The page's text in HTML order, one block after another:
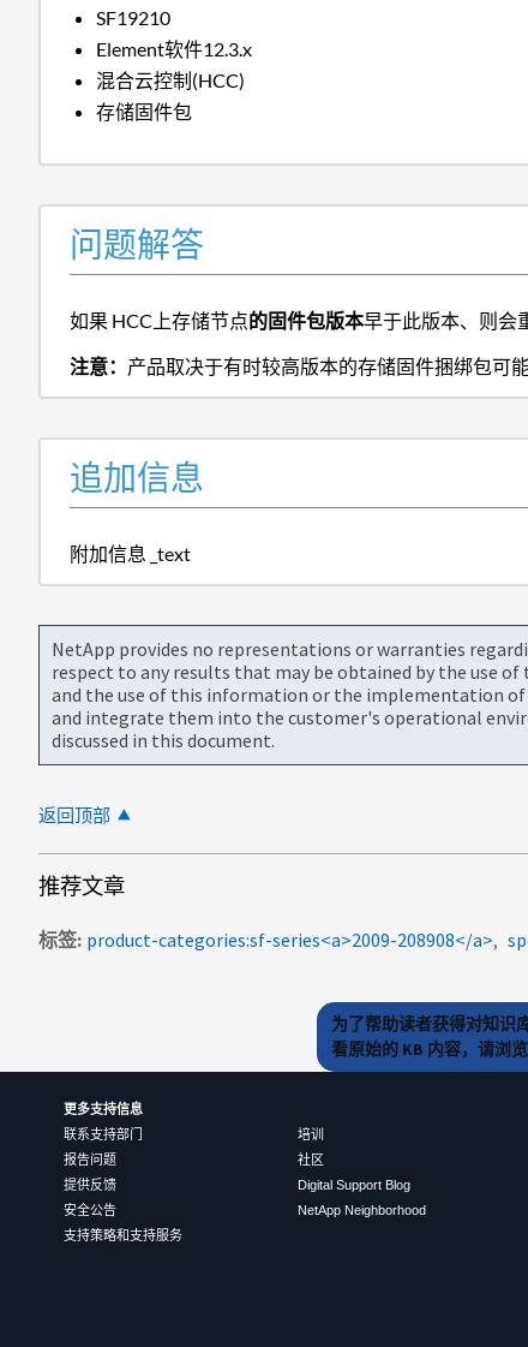
SF19210
Element软件12.3.x
混合云控制(HCC)
存储固件包
问题解答
如果 HCC上存储节点的固件包版本早于此版本、则会
注意： 产品取决于有时较高版本的存储固件捆绑包可
追加信息
附加信息 _text
NetApp provides no representations or warranties
respect to any results that may be obtained by the use
and the use of this information or the implementation of
and integrate them into the customer's operational
discussed in this document.
返回顶部
推荐文章
标签 product-categories:sf-series<a>2009-208908</a>
为了帮助读者获得对知识
看原始的 KB 内容，请浏
更多支持信息
联系支持部门
报告问题
提供反馈
安全公告
支持策略和支持服务
培训
社区
Digital Support Blog
NetApp Neighborhood